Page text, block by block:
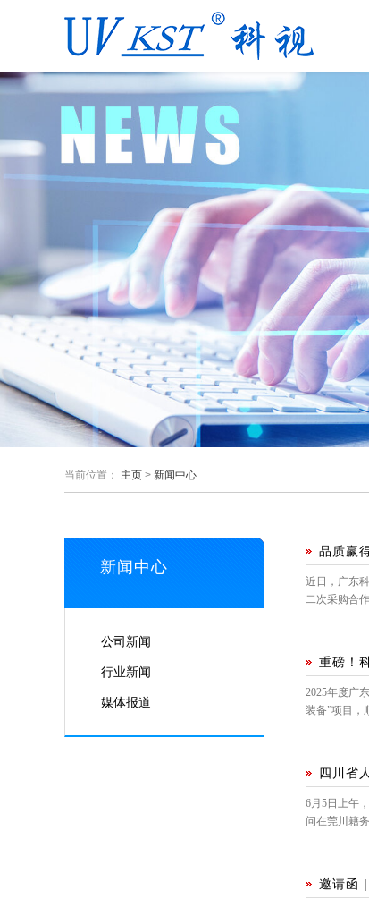
当前位置： 主页 > 新闻中心
新闻中心
公司新闻
行业新闻
媒体报道
品质赢
近日，广东
二次采购合
重磅！
2025年度广
装备”项目，
四川省
6月5日上午
问在莞川籍
邀请函